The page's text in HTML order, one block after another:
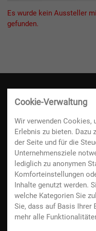
Es wurde kein Aussteller
gefunden.
Kontakt
A-3250 Wieselburg,
+43(0) 7416 / 502-0
Mo-Fr: 8:00 - 12:00 Uhr
Mo-Do: 13:00 - 16:00 Uhr
Cookie-Verwaltung
Wir verwenden Cookies,
Erlebnis zu bieten. Dazu
der Seite und für die
Unternehmensziele
lediglich zu anonymen
Komforteinstellungen
Inhalte genutzt werden.
welche Kategorien Sie
Sie, dass auf Basis
mehr alle